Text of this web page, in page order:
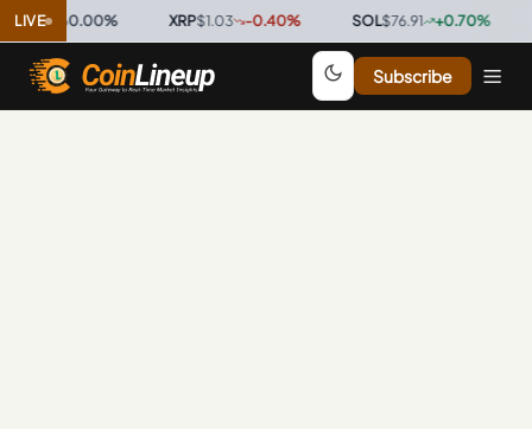
LIVE 0.00%· XRP$1.03 -0.40%· SOL$76.91 +0.70%·
Subscribe